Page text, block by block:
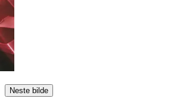
Neste bilde